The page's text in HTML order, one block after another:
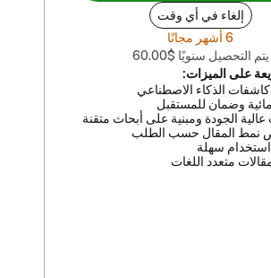
إلغاء في أي وقت
6 أشهر مجانًا
يتم التحصيل سنويًا $
60.00
على الميزات:
كاشفات الذكاء الاصطناعي
وضمان للمستقبل
عالية الجودة ومبنية على أبحاث متقنة
نمط المقال حسب الطلب
سهلة
متعدد اللغات